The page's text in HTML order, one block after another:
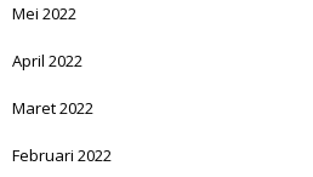
Mei 2022
April 2022
Maret 2022
Februari 2022